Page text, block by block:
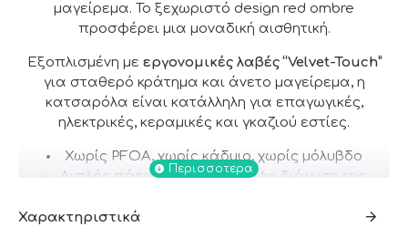
μαγείρεμα. Το ξεχωριστό design red ombre
προσφέρει μια μοναδική αισθητική.
Εξοπλισμένη με εργονομικές λαβές “Velvet-Touch”
για σταθερό κράτημα και άνετο μαγείρεμα, η
κατσαρόλα είναι κατάλληλη για επαγωγικές,
ηλεκτρικές, κεραμικές και γκαζιού εστίες.
Χωρίς PFOA, χωρίς κάδμιο, χωρίς μόλυβδο
Διπλός πάτος για ομοιόμορφη διάχυση της
Μεγάλη ανθεκτικότητα στα γδαρσίματα και τις
Χαρακτηριστικά